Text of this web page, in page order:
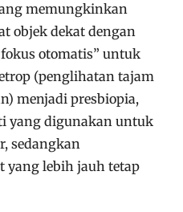
memungkinkan
objek dekat dengan
otomatis” untuk
(penglihatan tajam
menjadi presbiopia,
yang digunakan untuk
sedangkan
yang lebih jauh tetap